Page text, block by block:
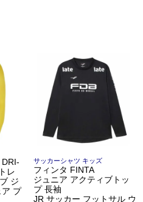
レ
ジ
ア プ
サッカーシャツ キッズ
フィンタ FINTA
ジュニア アクティブトッ
プ 長袖
JR サッカー フットサル ウ